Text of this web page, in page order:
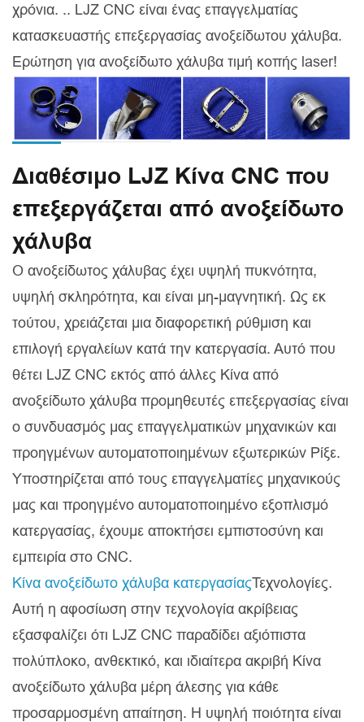
χρόνια. .. LJZ CNC είναι ένας επαγγελματίας
κατασκευαστής επεξεργασίας ανοξείδωτου χάλυβα.
Ερώτηση για ανοξείδωτο χάλυβα τιμή κοπής laser!
Διαθέσιμο LJZ Κίνα CNC που
επεξεργάζεται από ανοξείδωτο
χάλυβα
Ο ανοξείδωτος χάλυβας έχει υψηλή πυκνότητα,
υψηλή σκληρότητα, και είναι μη-μαγνητική. Ως εκ
τούτου, χρειάζεται μια διαφορετική ρύθμιση και
επιλογή εργαλείων κατά την κατεργασία. Αυτό που
θέτει LJZ CNC εκτός από άλλες Κίνα από
ανοξείδωτο χάλυβα προμηθευτές επεξεργασίας είναι
ο συνδυασμός μας επαγγελματικών μηχανικών και
προηγμένων αυτοματοποιημένων εξωτερικών Ρίξε.
Υποστηρίζεται από τους επαγγελματίες μηχανικούς
μας και προηγμένο αυτοματοποιημένο εξοπλισμό
κατεργασίας, έχουμε αποκτήσει εμπιστοσύνη και
εμπειρία στο CNC.
Κίνα ανοξείδωτο χάλυβα κατεργασίαςΤεχνολογίες.
Αυτή η αφοσίωση στην τεχνολογία ακρίβειας
εξασφαλίζει ότι LJZ CNC παραδίδει αξιόπιστα
πολύπλοκο, ανθεκτικό, και ιδιαίτερα ακριβή Κίνα
ανοξείδωτο χάλυβα μέρη άλεσης για κάθε
προσαρμοσμένη απαίτηση. Η υψηλή ποιότητα είναι